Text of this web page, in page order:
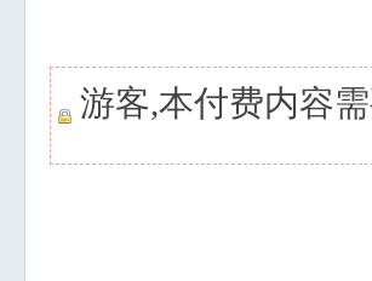
游客,本付费内容